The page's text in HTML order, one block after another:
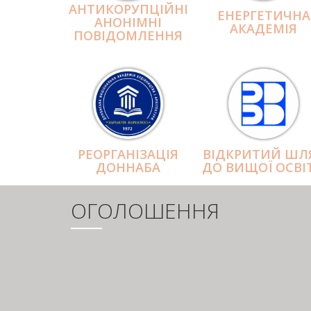
АНТИКОРУПЦІЙНІ
АНОНІМНІ
ПОВІДОМЛЕННЯ
ЕНЕРГЕТИЧНА
АКАДЕМІЯ
РЕОРГАНІЗАЦІЯ
ДОННАБА
ВІДКРИТИЙ
ДО ВИЩОЇ
ОГОЛОШЕННЯ